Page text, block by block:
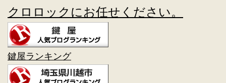
クロロックにお任せください。
鍵屋ランキング